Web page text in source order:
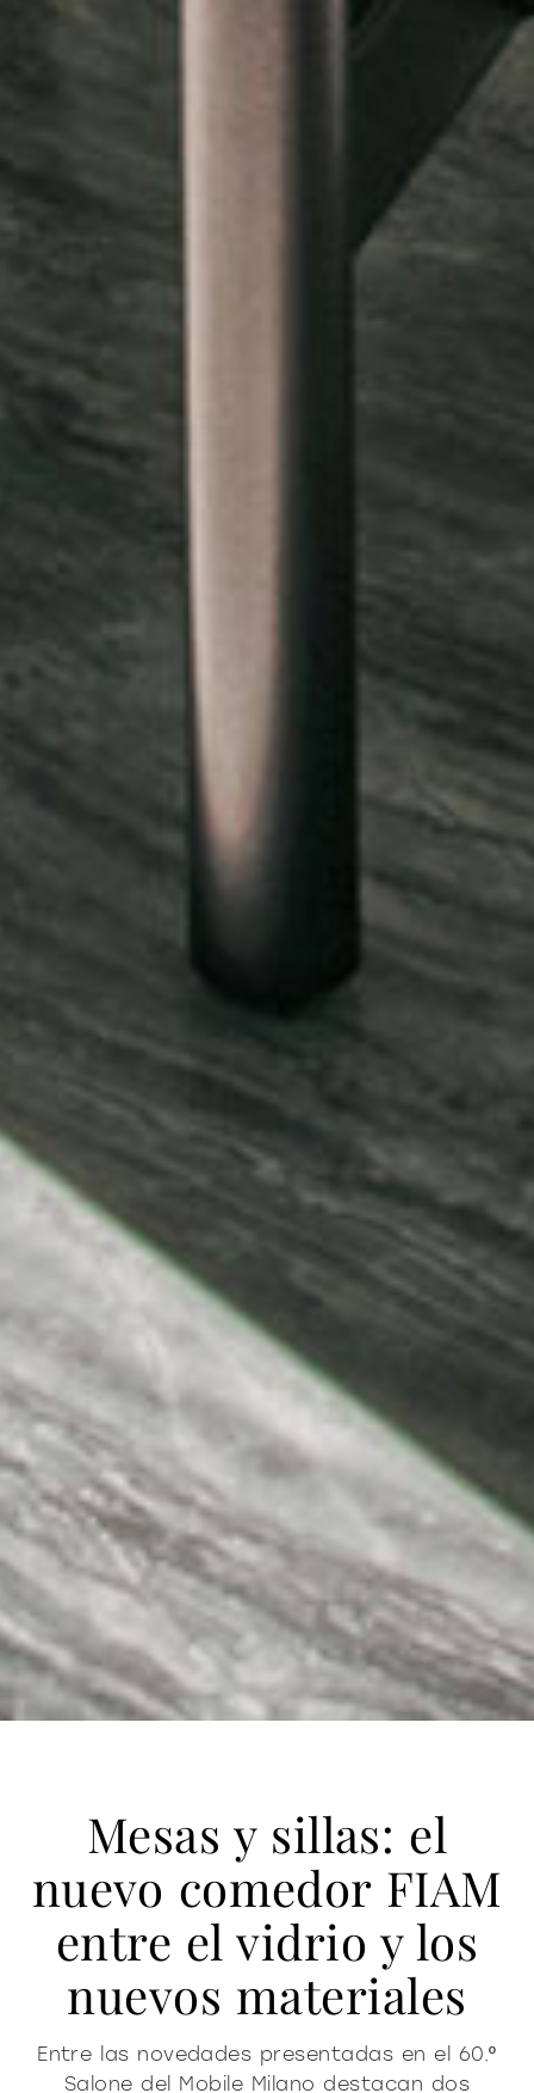
Mesas y sillas: el
nuevo comedor FIAM
entre el vidrio y los
nuevos materiales
Entre las novedades presentadas en el 60.º
Salone del Mobile Milano destacan dos